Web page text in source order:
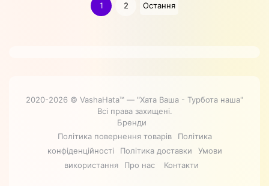
1 2 Остання
2020-2026 © VashaHata™ — "Хата Ваша - Турбота наша"
Всі права захищені.
Бренди
Політика повернення товарів
Політика
конфіденційності
Політика доставки
Умови
використання
Про нас Контакти